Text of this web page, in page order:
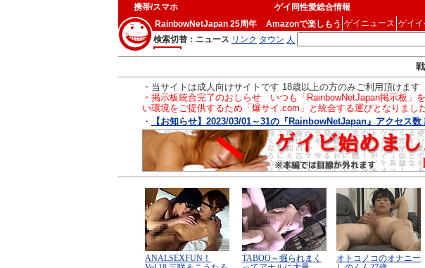
携帯/スマホ ゲイ同性愛総合情報
RainbowNetJapan 25周年
Amazonで楽しもう ゲイニュース ゲイイ
・当サイトは成人向けサイトです 18歳以上の方のみご利用頂けます
・掲示板統合完了のおしらせ いつも「RainbowNetJapan掲示板」
い環境をご提供するため「爆サイ.com」と統合する運びとなりまし
・
【お知らせ】2023/03/01～31の『RainbowNetJapan』アクセス